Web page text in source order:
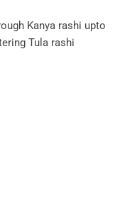
Kanya rashi upto
Tula rashi